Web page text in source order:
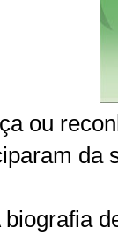
ou
da
biografia